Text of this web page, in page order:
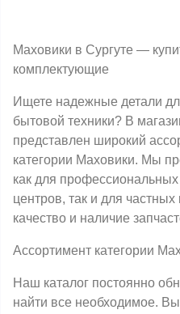
Маховики в Сургуте —
комплектующие
Ищете надежные детали
бытовой техники? В
представлен широкий
категории Маховики. Мы
как для
центров, так и для
качество и наличие
Ассортимент категории
Наш каталог постоянно
найти все необходимое.